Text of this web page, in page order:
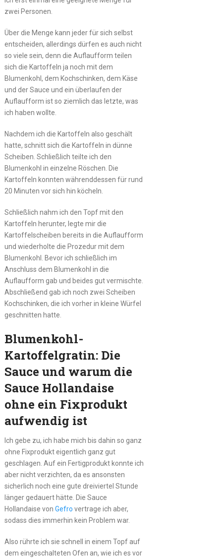
zwei Personen.
Über die Menge kann jeder für sich selbst
entscheiden, allerdings dürfen es auch nicht
so viele sein, denn die Auflaufform teilen
sich die Kartoffeln ja noch mit dem
Blumenkohl, dem Kochschinken, dem Käse
und der Sauce und ein überlaufen der
Auflaufform ist so ziemlich das letzte, was
ich haben wollte.
Nachdem ich die Kartoffeln also geschält
hatte, schnitt sich die Kartoffeln in dünne
Scheiben. Schließlich teilte ich den
Blumenkohl in einzelne Röschen. Die
Kartoffeln konnten währenddessen für rund
20 Minuten vor sich hin köcheln.
Schließlich nahm ich den Topf mit den
Kartoffeln herunter, legte mir die
Kartoffelscheiben bereits in die Auflaufform
und wiederholte die Prozedur mit dem
Blumenkohl. Bevor ich schließlich im
Anschluss dem Blumenkohl in die
Auflaufform gab und beides gut vermischte.
Abschließend gab ich noch zwei Scheiben
Kochschinken, die ich vorher in kleine Würfel
geschnitten hatte.
Blumenkohl-
Kartoffelgratin: Die
Sauce und warum die
Sauce Hollandaise
ohne ein Fixprodukt
aufwendig ist
Ich gebe zu, ich habe mich bis dahin so ganz
ohne Fixprodukt eigentlich ganz gut
geschlagen. Auf ein Fertigprodukt konnte ich
aber nicht verzichten, da es ansonsten
sicherlich noch eine gute dreiviertel Stunde
länger gedauert hätte. Die Sauce
Hollandaise von Gefro vertrage ich aber,
sodass dies immerhin kein Problem war.
Also rührte ich sie schnell in einem Topf auf
dem eingeschalteten Ofen an, wie ich es vor